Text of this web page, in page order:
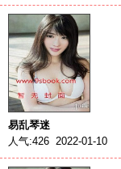
易乱琴迷
人气:426 2022-01-10